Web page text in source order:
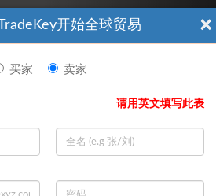
的會員。 立即註冊，與全球超過7
商建立聯繫。 立即加入 |
登录
×
开始全球贸易
买家 卖家
请用英文填写此表